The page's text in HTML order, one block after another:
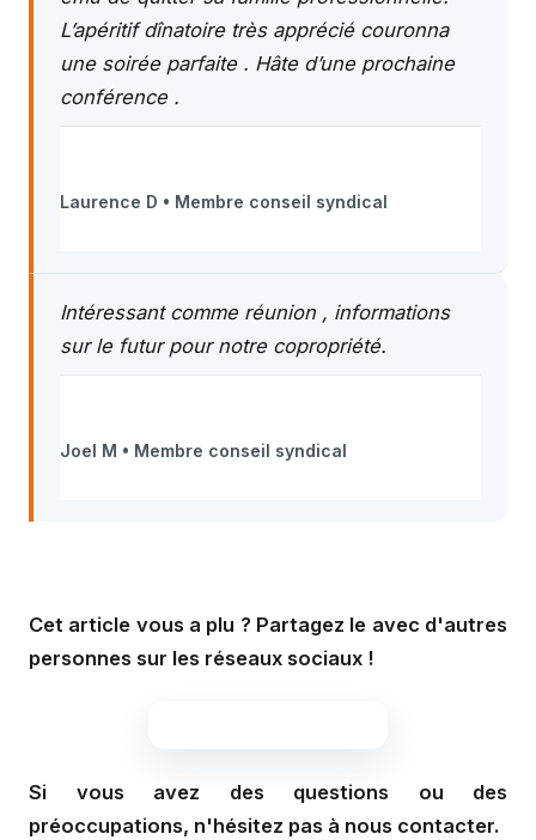
L’apéritif dînatoire très apprécié couronna
une soirée parfaite . Hâte d’une prochaine
conférence .
Laurence D • Membre conseil syndical
Intéressant comme réunion , informations
sur le futur pour notre copropriété.
Joel M • Membre conseil syndical
Cet article vous a plu ? Partagez le avec d'autres
personnes sur les réseaux sociaux !
Si vous avez des questions ou des
préoccupations, n'hésitez pas à nous contacter.